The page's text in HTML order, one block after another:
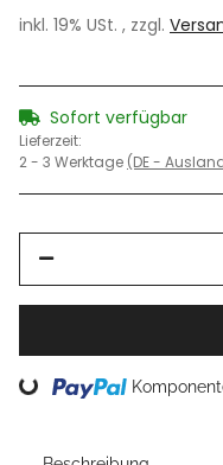
inkl. 19% USt. , zzgl.
Sofort verfügbar
Lieferzeit:
2 - 3 Werktage (DE -
Loading...